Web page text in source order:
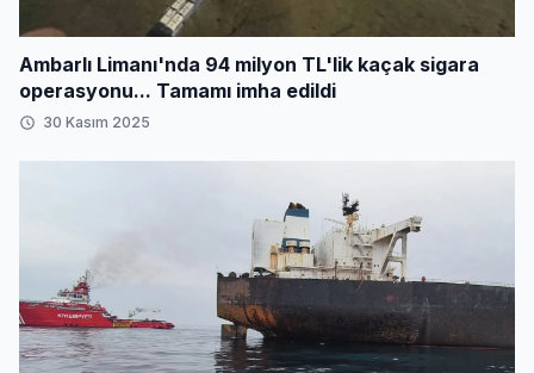
Ambarlı Limanı'nda 94 milyon TL'lik kaçak sigara
operasyonu... Tamamı imha edildi
30 Kasım 2025